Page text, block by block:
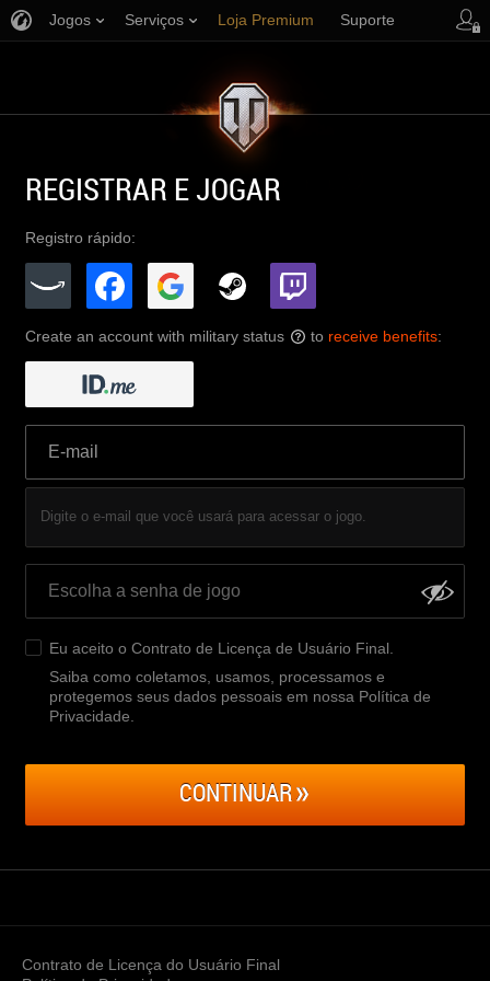
Jogos Serviços Loja Premium Suporte
REGISTRAR E JOGAR
Registro rápido:
Create an account with military status ? to receive benefits:
Digite o e-mail que você usará para acessar o jogo.
Eu aceito o Contrato de Licença de Usuário Final
Saiba como coletamos, usamos, processamos e
protegemos seus dados pessoais em nossa Política de
Privacidade
CONTINUAR
Contrato de Licença do Usuário Final